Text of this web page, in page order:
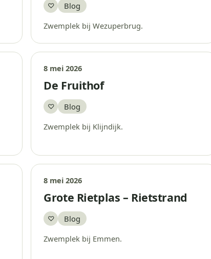
♡
Bewaar
Blog
Zwemplek bij Wezuperbrug.
8 mei 2026
De Fruithof
♡
Bewaar
Blog
Zwemplek bij Klijndijk.
8 mei 2026
Grote Rietplas – Rietstrand
♡
Bewaar
Blog
Zwemplek bij Emmen.